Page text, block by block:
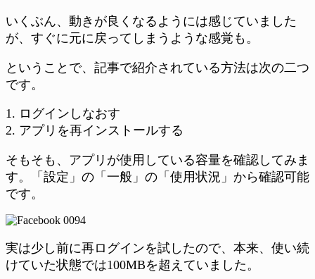
いくぶん、動きが良くなるようには感じていました
が、すぐに元に戻ってしまうような感覚も。
ということで、記事で紹介されている方法は次の二つ
です。
1. ログインしなおす
2. アプリを再インストールする
そもそも、アプリが使用している容量を確認してみま
す。「設定」の「一般」の「使用状況」から確認可能
です。
実は少し前に再ログインを試したので、本来、使い続
けていた状態では100MBを超えていました。